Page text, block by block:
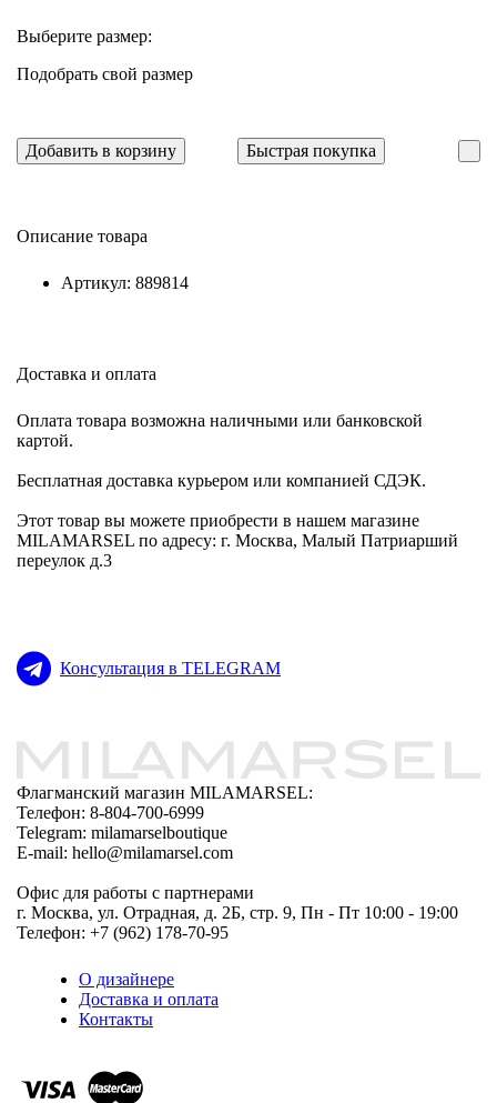
Выберите размер:
Подобрать свой размер
Добавить в корзину Быстрая покупка
Описание товара
Артикул: 889814
Доставка и оплата
Оплата товара возможна наличными или банковской
картой.
Бесплатная доставка курьером или компанией СДЭК.
Этот товар вы можете приобрести в нашем магазине
MILAMARSEL по адресу: г. Москва, Малый Патриарший
переулок д.3
Консультация в TELEGRAM
Флагманский магазин MILAMARSEL:
Телефон: 8-804-700-6999
Telegram: milamarselboutique
E-mail: hello@milamarsel.com
Офис для работы с партнерами
г. Москва, ул. Отрадная, д. 2Б, стр. 9, Пн - Пт 10:00 - 19:00
Телефон: +7 (962) 178-70-95
О дизайнере
Доставка и оплата
Контакты